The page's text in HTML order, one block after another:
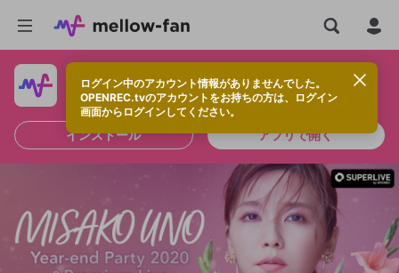
ログイン中のアカウント情報がありませんでした。
OPENREC.tvのアカウントをお持ちの方は、ログイン
画面からログインしてください。
快適に視聴するなら、アプリをインストールしよう！
インストール アプリで開く